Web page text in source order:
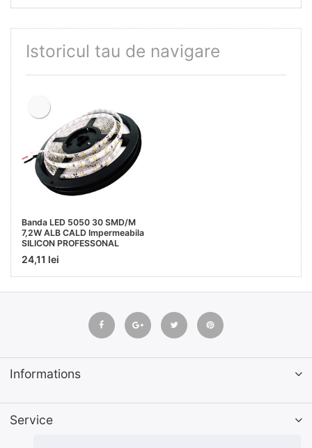
Istoricul tau de navigare
Banda LED 5050 30 SMD/M
7,2W ALB CALD Impermeabila
SILICON PROFESSONAL
24,11 lei
Informations
Service